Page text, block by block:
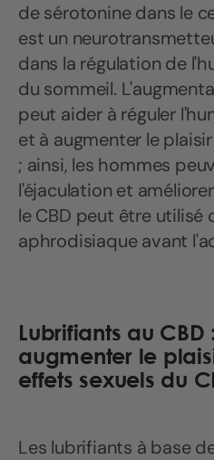
de sérotonine dans le
est un
dans la régulation de
du sommeil.
peut aider à réguler
et à augmenter le
; ainsi, les hommes
l'éjaculation et
le CBD peut être utilisé
aphrodisiaque avant
Lubrifiants au
augmenter le
effets sexuels du
Les lubrifiants à base